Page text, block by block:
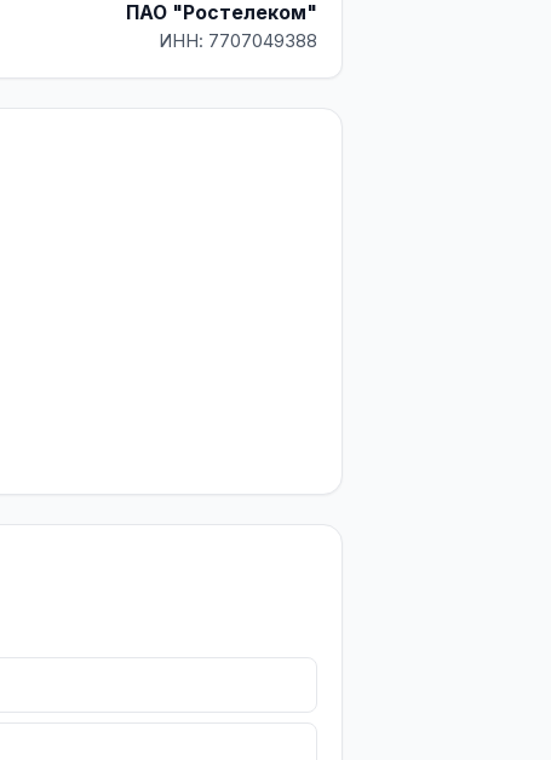
ПАО "Ростелеком"
ИНН: 7707049388